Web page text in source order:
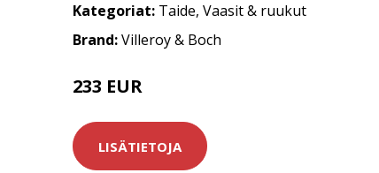
Kategoriat: Taide, Vaasit & ruukut
Brand:Villeroy & Boch
233 EUR
LISÄTIETOJA